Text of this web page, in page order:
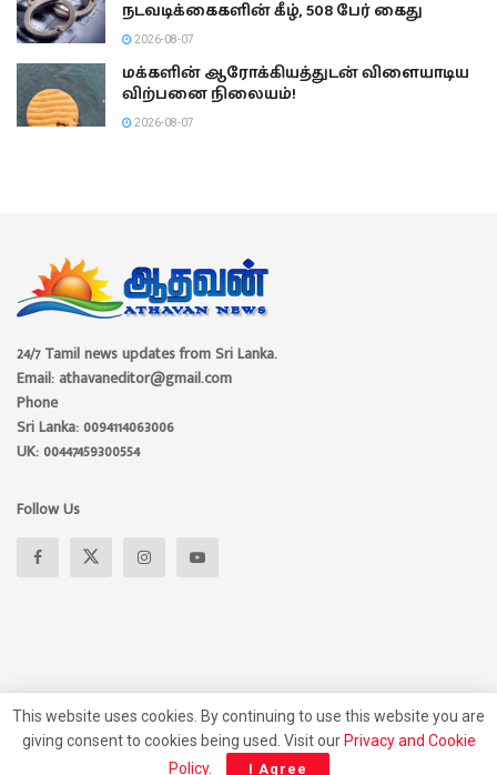
நடவடிக்கைகளின் கீழ், 508 பேர் கைது
2026-08-07
மக்களின் ஆரோக்கியத்துடன் விளையாடிய
விற்பனை நிலையம்!
2026-08-07
24/7 Tamil news updates from Sri Lanka.
Email: athavaneditor@gmail.com
Phone
Sri Lanka: 0094114063006
UK: 00447459300554
Follow Us
About Privacy Policy Contact Us
This website uses cookies. By continuing to use this website you are
giving consent to cookies being used. Visit our Privacy and Cookie
Policy. I Agree